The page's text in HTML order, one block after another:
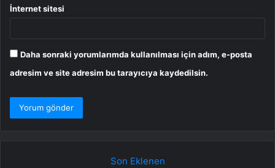
İnternet sitesi
Daha sonraki yorumlarımda kullanılması için adım, e-posta
adresim ve site adresim bu tarayıcıya kaydedilsin.
Son Eklenen